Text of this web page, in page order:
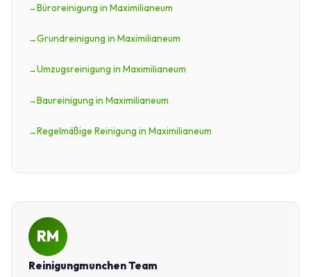
Büroreinigung in Maximilianeum
Grundreinigung in Maximilianeum
Umzugsreinigung in Maximilianeum
Baureinigung in Maximilianeum
Regelmäßige Reinigung in Maximilianeum
RM
Reinigungmunchen Team